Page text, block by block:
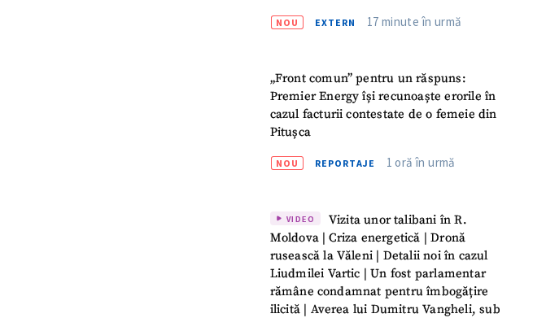
NOU EXTERN 17 minute în urmă
„Front comun” pentru un răspuns:
Premier Energy își recunoaște erorile în
cazul facturii contestate de o femeie din
Pitușca
NOU REPORTAJE 1 oră în urmă
VIDEO
Vizita unor talibani în R.
Moldova | Criza energetică | Dronă
rusească la Văleni | Detalii noi în cazul
Liudmilei Vartic | Un fost parlamentar
rămâne condamnat pentru îmbogățire
ilicită | Averea lui Dumitru Vangheli, sub